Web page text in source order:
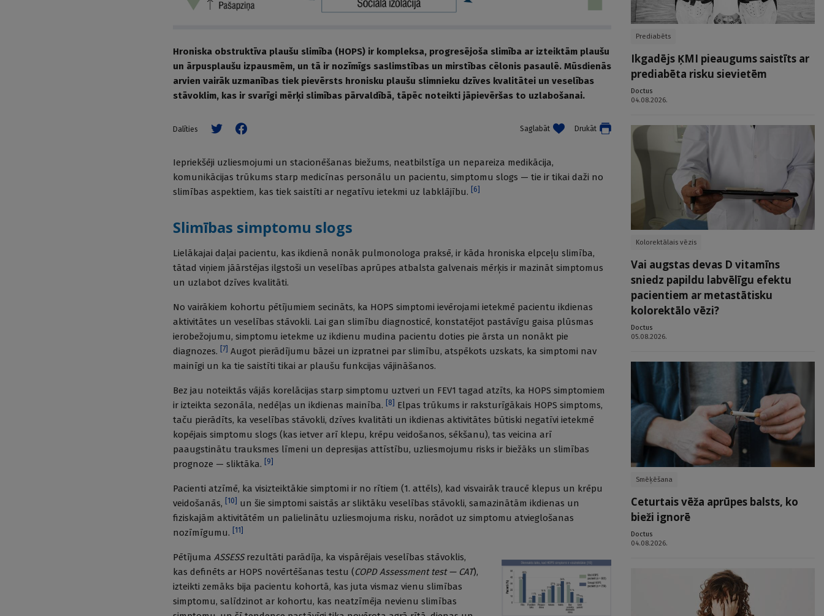
Hroniska obstruktīva plaušu slimība (HOPS) ir kompleksa, progresējoša slimība ar izteiktām plaušu
un ārpusplaušu izpausmēm, un tā ir nozīmīgs saslimstības un mirstības cēlonis pasaulē. Mūsdienās
arvien vairāk uzmanības tiek pievērsts hronisku plaušu slimnieku dzīves kvalitātei un veselības
stāvoklim, kas ir svarīgi mērķi slimības pārvaldībā, tāpēc noteikti jāpievēršas to uzlabošanai.
Dalīties Saglabāt Drukāt
Iepriekšēji uzliesmojumi un stacionēšanas biežums, neatbilstīga un nepareiza medikācija,
komunikācijas trūkums starp medicīnas personālu un pacientu, simptomu slogs — tie ir tikai daži no
slimības aspektiem, kas tiek saistīti ar negatīvu ietekmi uz labklājību.
6
Slimības simptomu slogs
Lielākajai daļai pacientu, kas ikdienā nonāk pulmonologa praksē, ir kāda hroniska elpceļu slimība,
tātad viņiem jāārstējas ilgstoši un veselības aprūpes atbalsta galvenais mērķis ir mazināt simptomus
un uzlabot dzīves kvalitāti.
No vairākiem kohortu pētījumiem secināts, ka HOPS simptomi ievērojami ietekmē pacientu ikdienas
aktivitātes un veselības stāvokli. Lai gan slimību diagnosticē, konstatējot pastāvīgu gaisa plūsmas
ierobežojumu, simptomu ietekme uz ikdienu mudina pacientu doties pie ārsta un nonākt pie
diagnozes.
7 Augot pierādījumu bāzei un izpratnei par slimību, atspēkots uzskats, ka simptomi nav
mainīgi un ka tie saistīti tikai ar plaušu funkcijas vājināšanos.
Bez jau noteiktās vājās korelācijas starp simptomu uztveri un FEV1 tagad atzīts, ka HOPS simptomiem
ir izteikta sezonāla, nedēļas un ikdienas mainība.
8
Elpas trūkums ir raksturīgākais HOPS simptoms,
taču pierādīts, ka veselības stāvokli, dzīves kvalitāti un ikdienas aktivitātes būtiski negatīvi ietekmē
kopējais simptomu slogs (kas ietver arī klepu, krēpu veidošanos, sēkšanu), tas veicina arī
paaugstinātu trauksmes līmeni un depresijas attīstību, uzliesmojumu risks ir biežāks un slimības
prognoze — sliktāka.
9
Pacienti atzīmē, ka visizteiktākie simptomi ir no rītiem (1. attēls), kad visvairāk traucē klepus un krēpu
veidošanās,
10
un šie simptomi saistās ar sliktāku veselības stāvokli, samazinātām ikdienas un
fiziskajām aktivitātēm un palielinātu uzliesmojuma risku, norādot uz simptomu atvieglošanas
nozīmīgumu.
11
Pētījuma ASSESSrezultāti parādīja, ka vispārējais veselības stāvoklis,
kas definēts ar HOPS novērtēšanas testu (COPD Assessment test — CAT),
izteikti zemāks bija pacientu kohortā, kas juta vismaz vienu slimības
simptomu, salīdzinot ar kohortu, kas neatzīmēja nevienu slimības
Prediabēts
Ikgadējs ĶMI pieaugums saistīts ar
prediabēta risku sievietēm
Doctus
04.08.2026.
Kolorektālais vēzis
Vai augstas devas D vitamīns
sniedz papildu labvēlīgu efektu
pacientiem ar metastātisku
kolorektālo vēzi?
Doctus
05.08.2026.
Smēķēšana
Ceturtais vēža aprūpes balsts, ko
bieži ignorē
Doctus
04.08.2026.